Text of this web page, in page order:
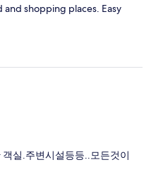
shopping places. Easy
실.주변시설등등..모든것이